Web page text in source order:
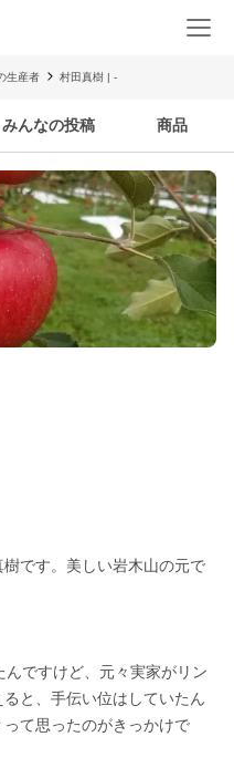
生産者 村田真樹 | -
みんなの投稿 商品
です。美しい岩木山の元で
ですけど、元々実家がリン
と、手伝い位はしていたん
て思ったのがきっかけで